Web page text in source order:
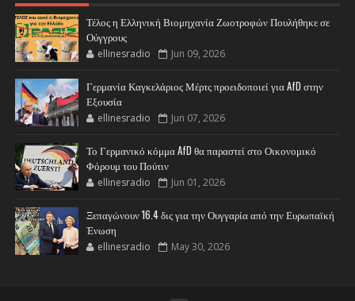
Τέλος η Ελληνική Βιομηχανία Ζωοτροφών Πουλήθηκε σε
Ούγγρους
ellinesradio Jun 09, 2026
Γερμανία Καγκελάριος Μέρτς προειδοποιεί για AfD στην
Εξουσία
ellinesradio Jun 07, 2026
Το Γερμανικό κόμμα AfD θα παραστεί στο Οικονομικό
Φόρουμ του Πούτιν
ellinesradio Jun 01, 2026
Ξεπαγώνουν 16.4 δις για την Ουγγαρία από την Ευρωπαϊκή
Ένωση
ellinesradio May 30, 2026